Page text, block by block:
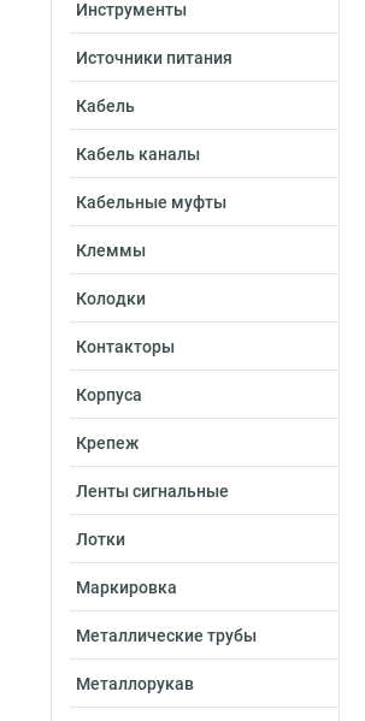
Инструменты
Источники питания
Кабель
Кабель каналы
Кабельные муфты
Клеммы
Колодки
Контакторы
Корпуса
Крепеж
Ленты сигнальные
Лотки
Маркировка
Металлические трубы
Металлорукав